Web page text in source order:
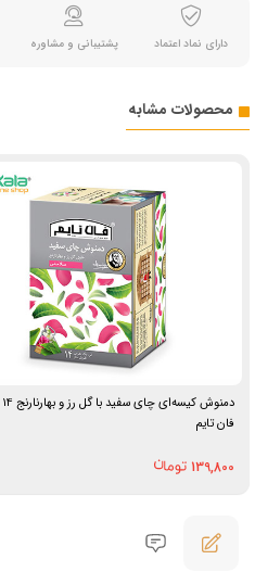
فان‌تایم (FUN TIME)
محصول:ایران
دارای نماد اعتماد پشتیبانی و مشاوره
محصولات مشابه
فان تایم
139,800